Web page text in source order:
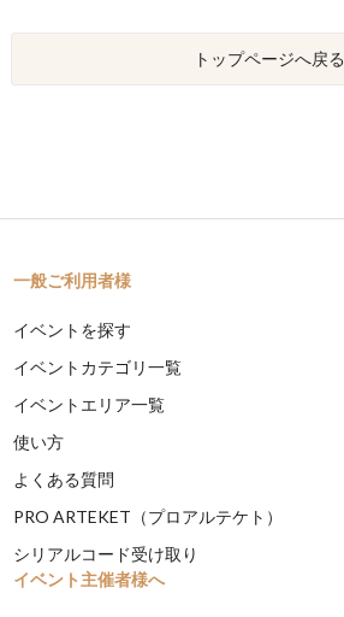
トップページへ戻る
一般ご利用者様
イベントを探す
イベントカテゴリ一覧
イベントエリア一覧
使い方
よくある質問
PRO ARTEKET（プロアルテケト）
シリアルコード受け取り
イベント主催者様へ